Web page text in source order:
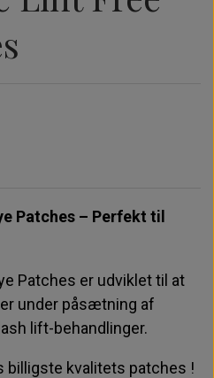
XS - 30 rækker - 3D
XS - 30 rækker - 5D
XS - 30 rækker - 6D
XL - 20 rækker - 3D
XL - 20 rækker - 5D
XL - 20 rækker - 6D
- 20 rækker - 10D
& holdere
Lamper
tilbehør
Patches – Perfekt til
Patches er udviklet til at
under påsætning af
lift-behandlinger.
billigste kvalitets patches !